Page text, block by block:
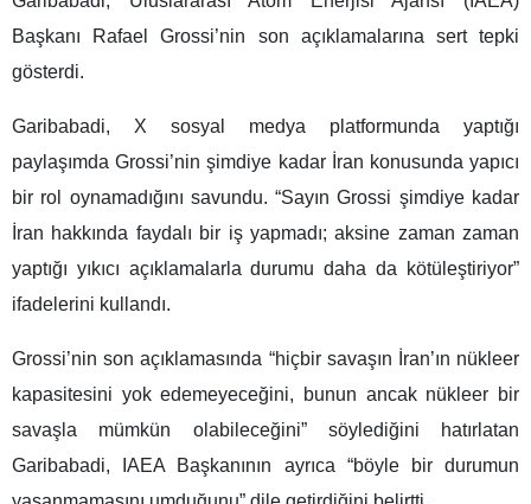
Başkanı Rafael Grossi’nin son açıklamalarına sert tepki
gösterdi.
Garibabadi, X sosyal medya platformunda yaptığı
paylaşımda Grossi’nin şimdiye kadar İran konusunda yapıcı
bir rol oynamadığını savundu. “Sayın Grossi şimdiye kadar
İran hakkında faydalı bir iş yapmadı; aksine zaman zaman
yaptığı yıkıcı açıklamalarla durumu daha da kötüleştiriyor”
ifadelerini kullandı.
Grossi’nin son açıklamasında “hiçbir savaşın İran’ın nükleer
kapasitesini yok edemeyeceğini, bunun ancak nükleer bir
savaşla mümkün olabileceğini” söylediğini hatırlatan
Garibabadi, IAEA Başkanının ayrıca “böyle bir durumun